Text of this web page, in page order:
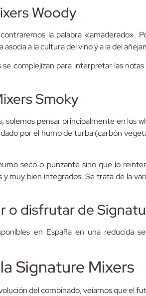
Woody
la palabra «amaderado».
asocia a la cultura del vino y a la del
complejizan para interpretar las
Smoky
solemos pensar principalmente en los
por el humo de turba (carbón
seco o punzante sino que lo
muy bien integrados. Se trata de la
o disfrutar de
en España en una reducida
Signature Mixers
del combinado, veíamos que el